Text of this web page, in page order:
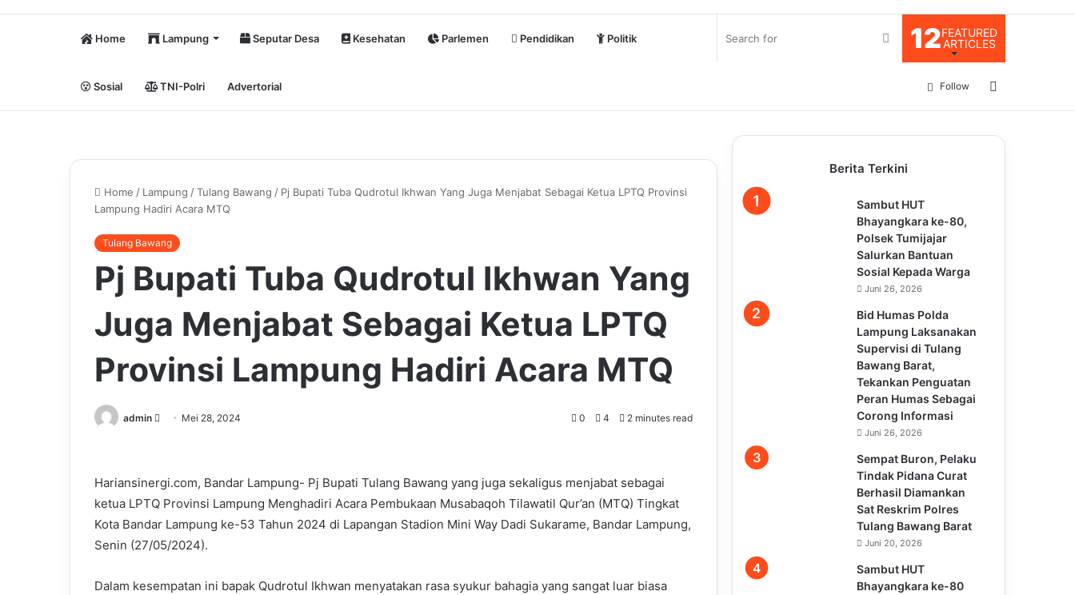
Home Lampung Seputar Desa Kesehatan Parlemen Pendidikan Politik
Sosial TNI-Polri Advertorial
12FEATURED
ARTICLES
Search
In
Follow
Home / Lampung /Tulang Bawang / Pj Bupati Tuba Qudrotul Ikhwan Yang Juga Menjabat Sebagai Ketua LPTQ Provinsi
Lampung Hadiri Acara MTQ
Tulang Bawang
Pj Bupati Tuba Qudrotul Ikhwan Yang
Juga Menjabat Sebagai Ketua LPTQ
Provinsi Lampung Hadiri Acara MTQ
admin
Send Mei 28, 2024 0 4 2 minutes read
Hariansinergi.com, Bandar Lampung- Pj Bupati Tulang Bawang yang juga sekaligus menjabat sebagai
ketua LPTQ Provinsi Lampung Menghadiri Acara Pembukaan Musabaqoh Tilawatil Qur’an (MTQ) Tingkat
Kota Bandar Lampung ke-53 Tahun 2024 di Lapangan Stadion Mini Way Dadi Sukarame, Bandar Lampung,
Senin (27/05/2024).
Dalam kesempatan ini bapak Qudrotul Ikhwan menyatakan rasa syukur bahagia yang sangat luar biasa
Berita Terkini
Sambut HUT
Bhayangkara ke-80,
Polsek Tumijajar
Salurkan Bantuan
Sosial Kepada Warga
Juni 26, 2026
Bid Humas Polda
Lampung Laksanakan
Supervisi di Tulang
Bawang Barat,
Tekankan Penguatan
Peran Humas Sebagai
Corong Informasi
Juni 26, 2026
Sempat Buron, Pelaku
Tindak Pidana Curat
Berhasil Diamankan
Sat Reskrim Polres
Tulang Bawang Barat
Juni 20, 2026
Sambut HUT
Bhayangkara ke-80